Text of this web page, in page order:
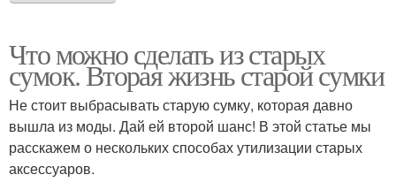
Что можно сделать из старых
сумок. Вторая жизнь старой сумки
Не стоит выбрасывать старую сумку, которая давно
вышла из моды. Дай ей второй шанс! В этой статье мы
расскажем о нескольких способах утилизации старых
аксессуаров.